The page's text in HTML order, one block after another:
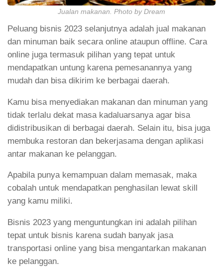
Jualan makanan. Photo by Dream
Peluang bisnis 2023 selanjutnya adalah jual makanan
dan minuman baik secara online ataupun offline. Cara
online juga termasuk pilihan yang tepat untuk
mendapatkan untung karena pemesanannya yang
mudah dan bisa dikirim ke berbagai daerah.
Kamu bisa menyediakan makanan dan minuman yang
tidak terlalu dekat masa kadaluarsanya agar bisa
didistribusikan di berbagai daerah. Selain itu, bisa juga
membuka restoran dan bekerjasama dengan aplikasi
antar makanan ke pelanggan.
Apabila punya kemampuan dalam memasak, maka
cobalah untuk mendapatkan penghasilan lewat skill
yang kamu miliki.
Bisnis 2023 yang menguntungkan ini adalah pilihan
tepat untuk bisnis karena sudah banyak jasa
transportasi online yang bisa mengantarkan makanan
ke pelanggan.